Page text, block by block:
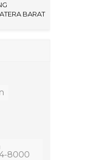
BARAT
8000